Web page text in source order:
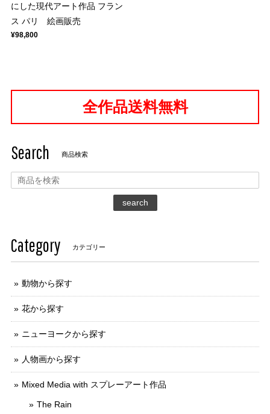
にした現代アート作品 フラン
ス パリ 絵画販売
¥98,800
全作品送料無料
Search 商品検索
search
Category カテゴリー
動物から探す
花から探す
ニューヨークから探す
人物画から探す
Mixed Media with スプレーアート作品
The Rain